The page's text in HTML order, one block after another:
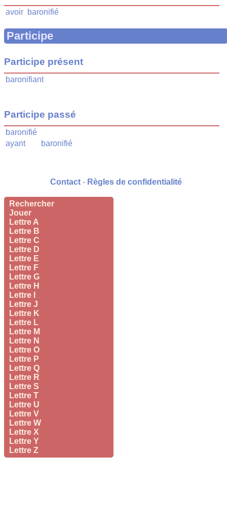
Rechercher
Jouer
Lettre A
Lettre B
Lettre C
Lettre D
Lettre E
Lettre F
Lettre G
Lettre H
Lettre I
Lettre J
Lettre K
Lettre L
Lettre M
Lettre N
Lettre O
Lettre P
Lettre Q
Lettre R
Lettre S
Lettre T
Lettre U
Lettre V
Lettre W
Lettre X
Lettre Y
Lettre Z
avoir baronifié
Participe
Participe présent
baronifiant
Participe passé
baronifié
ayant
baronifié
Contact - Règles de confidentialité